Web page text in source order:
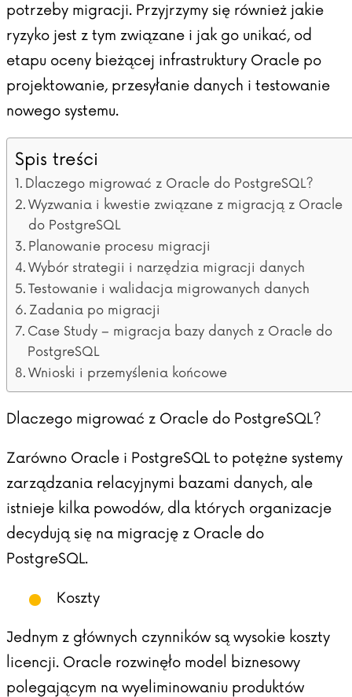
potrzeby migracji. Przyjrzymy się również jakie
ryzyko jest z tym związane i jak go unikać, od
etapu oceny bieżącej infrastruktury Oracle po
projektowanie, przesyłanie danych i testowanie
nowego systemu.
Spis treści
Dlaczego migrować z Oracle do PostgreSQL?
Wyzwania i kwestie związane z migracją z Oracle
do PostgreSQL
Planowanie procesu migracji
Wybór strategii i narzędzia migracji danych
Testowanie i walidacja migrowanych danych
Zadania po migracji
Case Study – migracja bazy danych z Oracle do
PostgreSQL
Wnioski i przemyślenia końcowe
Dlaczego migrować z Oracle do PostgreSQL?
Zarówno Oracle i PostgreSQL to potężne systemy
zarządzania relacyjnymi bazami danych, ale
istnieje kilka powodów, dla których organizacje
decydują się na migrację z Oracle do
PostgreSQL.
Koszty
Jednym z głównych czynników są wysokie koszty
licencji. Oracle rozwinęło model biznesowy
polegającym na wyeliminowaniu produktów